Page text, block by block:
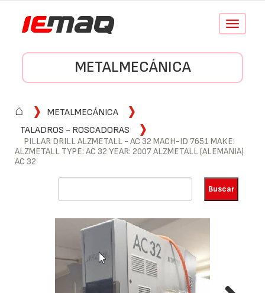
Conmutar
METALMECÁNICA
⌂
METALMECÁNICA
TALADROS - ROSCADORAS
PILLAR DRILL ALZMETALL - AC 32 MACH-ID 7651 MAKE:
ALZMETALL TYPE: AC 32 YEAR: 2007 ALZMETALL (ALEMANIA)
AC 32